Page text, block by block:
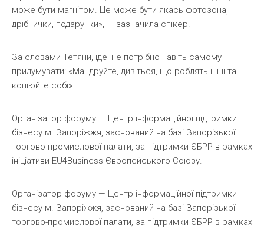
може бути магнітом. Це може бути якась фотозона,
дрібнички, подарунки», — зазначила спікер.
За словами Тетяни, ідеї не потрібно навіть самому
придумувати: «Мандруйте, дивіться, що роблять інші та
копіюйте собі».
Організатор форуму — Центр інформаційної підтримки
бізнесу м. Запоріжжя, заснований на базі Запорізької
торгово-промислової палати, за підтримки ЄБРР в рамках
ініціативи EU4Business Європейського Союзу.
Організатор форуму — Центр інформаційної підтримки
бізнесу м. Запоріжжя, заснований на базі Запорізької
торгово-промислової палати, за підтримки ЄБРР в рамках